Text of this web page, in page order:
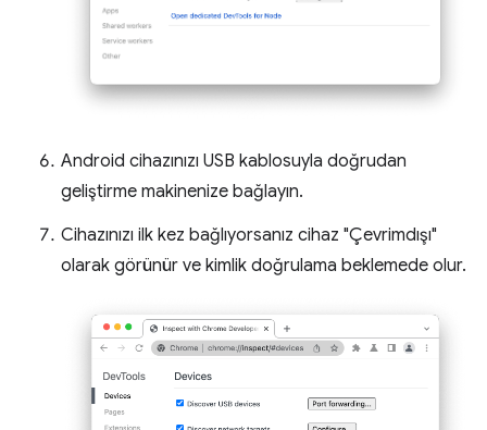
Android cihazınızı USB kablosuyla doğrudan
geliştirme makinenize bağlayın.
Cihazınızı ilk kez bağlıyorsanız cihaz "Çevrimdışı"
olarak görünür ve kimlik doğrulama beklemede olur.